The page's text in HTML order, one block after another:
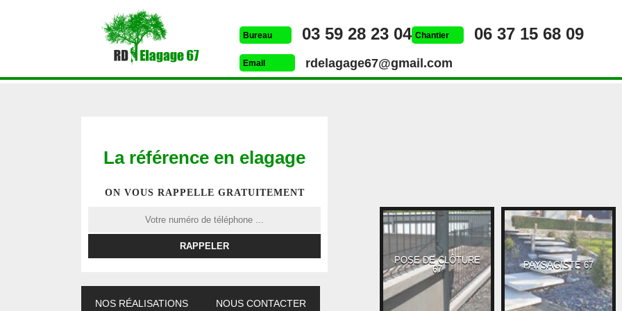
Bureau 03 59 28 23 04 Chantier 06 37 15 68 09
Email rdelagage67@gmail.com
La référence en elagage
ON VOUS RAPPELLE GRATUITEMENT
NOS RÉALISATIONS NOUS CONTACTER
POSE DE CLÔTURE
67
PAYSAGISTE 67